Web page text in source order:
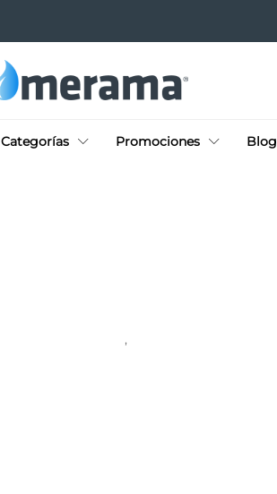
Categorías Promociones Blog
,